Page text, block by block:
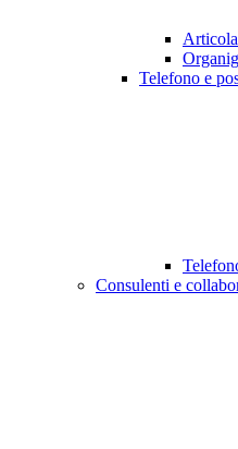
Telefono e
Consulenti e